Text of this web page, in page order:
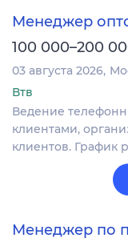
Менеджер
100 000–200
03 августа 2026
Втв
Ведение
клиентами,
клиентов. График
Менеджер по